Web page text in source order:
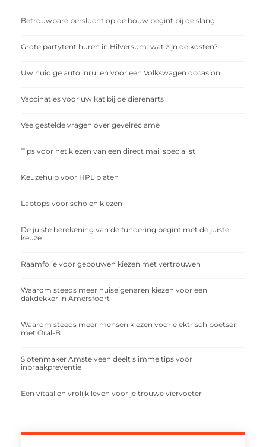
Betrouwbare perslucht op de bouw begint bij de slang
Grote partytent huren in Hilversum: wat zijn de kosten?
Uw huidige auto inruilen voor een Volkswagen occasion
Vaccinaties voor uw kat bij de dierenarts
Veelgestelde vragen over gevelreclame
Tips voor het kiezen van een direct mail specialist
Keuzehulp voor HPL platen
Laptops voor scholen kiezen
De juiste berekening van de fundering begint met de juiste
keuze
Raamfolie voor gebouwen kiezen met vertrouwen
Waarom steeds meer huiseigenaren kiezen voor een
dakdekker in Amersfoort
Waarom steeds meer mensen kiezen voor elektrisch poetsen
met Oral-B
Slotenmaker Amstelveen deelt slimme tips voor
inbraakpreventie
Een vitaal en vrolijk leven voor je trouwe viervoeter